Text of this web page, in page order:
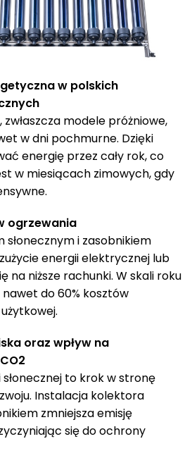
w polskich
zwłaszcza modele próżniowe,
w dni pochmurne. Dzięki
energię przez cały rok, co
w miesiącach zimowych, gdy
ogrzewania
i zasobnikiem
energii elektrycznej lub
na niższe rachunki. W skali roku
do 60% kosztów
oraz wpływ na
to krok w stronę
Instalacja kolektora
zmniejsza emisję
się do ochrony